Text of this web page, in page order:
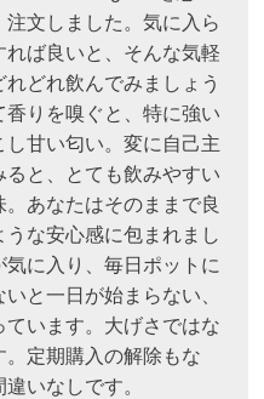
文しました。気に入ら
ば良いと、そんな気軽
どれ飲んでみましょう
りを嗅ぐと、特に強い
甘い匂い。変に自己主
と、とても飲みやすい
あなたはそのままで良
な安心感に包まれまし
に入り、毎日ポットに
と一日が始まらない、
います。大げさではな
。定期購入の解除もな
いなしです。